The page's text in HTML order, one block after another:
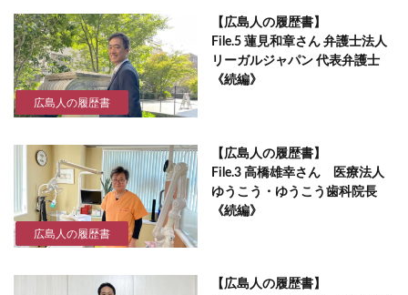
広島人の履歴書
【広島人の履歴書】
File.5 蓮見和章さん 弁護士法人
リーガルジャパン 代表弁護士
《続編》
広島人の履歴書
【広島人の履歴書】
File.3 高橋雄幸さん 医療法人
ゆうこう・ゆうこう歯科院長
《続編》
【広島人の履歴書】